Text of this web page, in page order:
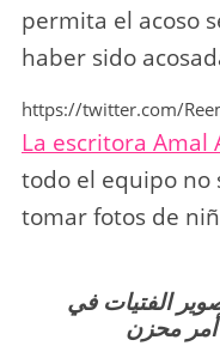
permita el acoso
haber sido
https://twitter.com/
La escritora
todo el equipo no
tomar fotos de
الفتيات في
أمر محزن